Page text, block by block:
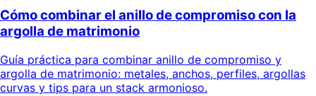
Cómo combinar el anillo de compromiso con la
argolla de matrimonio
Guía práctica para combinar anillo de compromiso y
argolla de matrimonio: metales, anchos, perfiles, argollas
curvas y tips para un stack armonioso.